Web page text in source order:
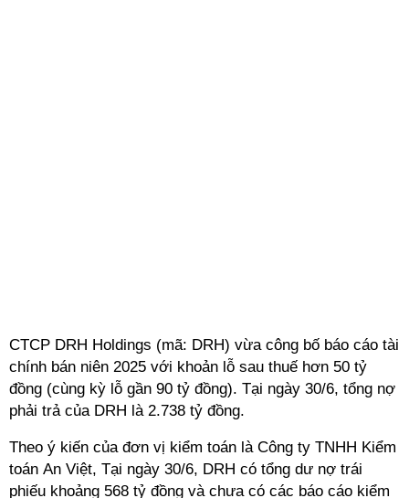
CTCP DRH Holdings (mã: DRH) vừa công bố báo cáo tài
chính bán niên 2025 với khoản lỗ sau thuế hơn 50 tỷ
đồng (cùng kỳ lỗ gần 90 tỷ đồng). Tại ngày 30/6, tổng nợ
phải trả của DRH là 2.738 tỷ đồng.
Theo ý kiến của đơn vị kiểm toán là Công ty TNHH Kiểm
toán An Việt, Tại ngày 30/6, DRH có tổng dư nợ trái
phiếu khoảng 568 tỷ đồng và chưa có các báo cáo kiểm